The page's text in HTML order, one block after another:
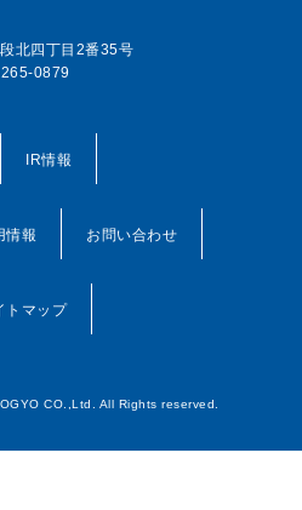
北四丁目2番35号
0879
IR情報
情報 お問い合わせ
トマップ
CO.,Ltd. All Rights reserved.